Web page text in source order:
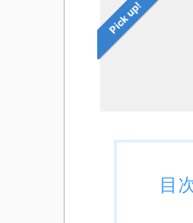
Pick up!
目